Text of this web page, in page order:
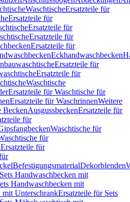
WaschtischeErsatzteile für
Ersatzteile für
Ersatzteile für
Ersatzteile für
Ersatzteile für
Eckhandwaschbecken
Ersatzteile für
Ersatzteile für
Waschtische
Ersatzteile für Waschtische für
Ersatzteile für WaschrinnenWeitere
BeckenAusgussbeckenErsatzteile für
für
Waschtische für
für
Ersatzteile für
BefestigungsmaterialDekorblenden
Sets Handwaschbecken mit
Handwaschbecken mit
mit UnterschrankErsatzteile für Sets